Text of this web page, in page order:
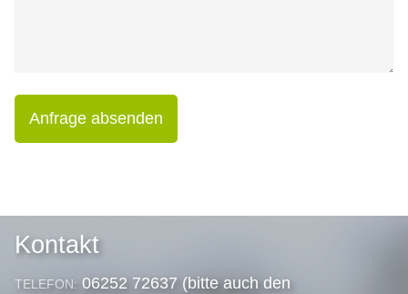
Anfrage absenden
Kontakt
TELEFON: 06252 72637 (bitte auch den